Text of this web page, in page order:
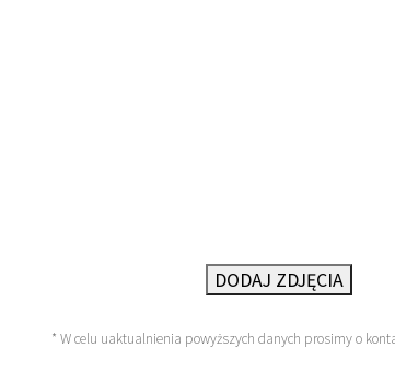
DODAJ ZDJĘCIA
* W celu uaktualnienia powyższych danych prosimy o